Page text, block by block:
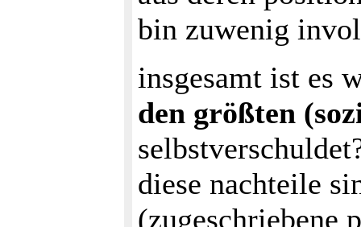
bin zuwenig
insgesamt ist es
den größten
diese nachteile
(zugeschriebene